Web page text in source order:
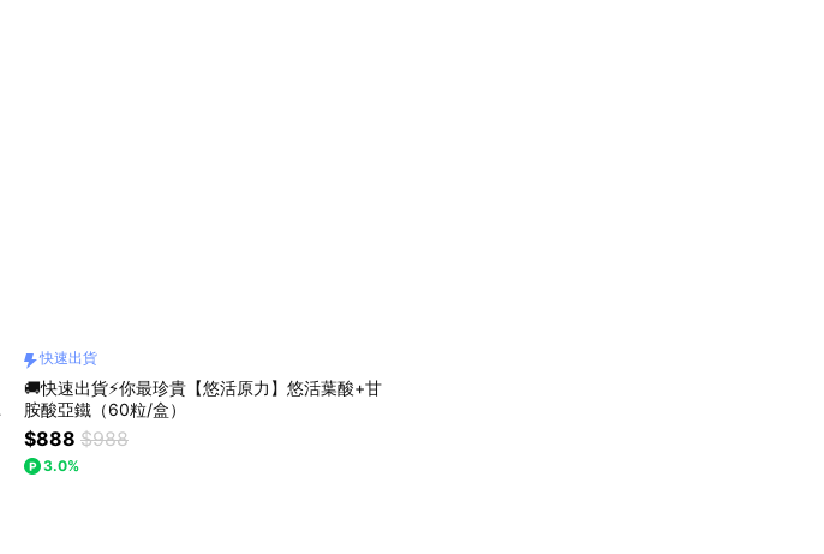
快速出貨
🚚快速出貨⚡你最珍貴【悠活原力】悠活葉酸+甘
胺酸亞鐵（60粒/盒）
$888 $988
3.0%